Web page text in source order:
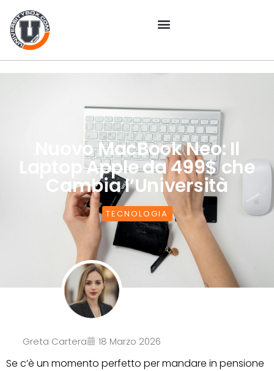
Nuovo MacBook Neo: Il
Laptop Apple da 499$ che
Cambia l’Università
TECNOLOGIA
Greta Cartera 18 Marzo 2026
Se c’è un momento perfetto per mandare in pensione